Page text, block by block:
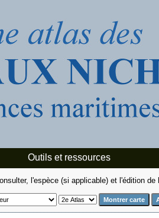
Outils et ressources
l'espèce (si applicable) et l'édition de